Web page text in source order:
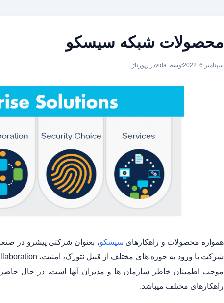
محصولات شبکه سیسکو
سپتامبر 6, 2022 توسط vida در رپورتاژ
همواره محصولات و راهکارهای سیسکو، بعنوان شرکتی پیشرو در
موجب اطمینان خاطر سازمان ها و مدیران آنها است. در حال
راهکارهای مختلف میباشد.